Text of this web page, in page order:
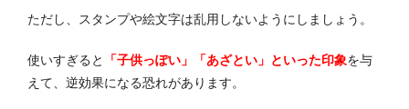
ただし、スタンプや絵文字は乱用しないようにしましょう。
使いすぎると 「子供っぽい」「あざとい」といった印象を与
えて、逆効果になる恐れがあります。